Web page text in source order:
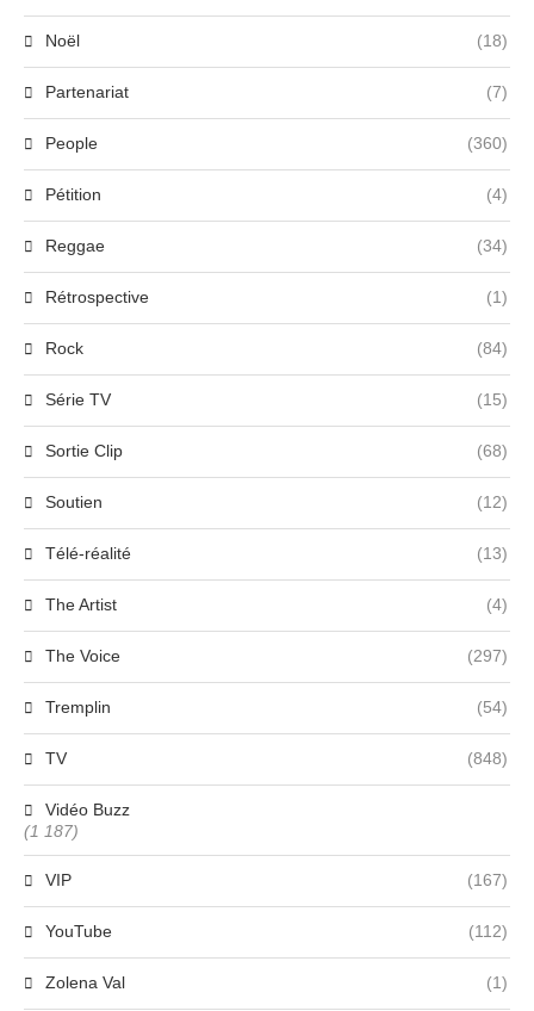
Noël (18)
Partenariat (7)
People (360)
Pétition (4)
Reggae (34)
Rétrospective (1)
Rock (84)
Série TV (15)
Sortie Clip (68)
Soutien (12)
Télé-réalité (13)
The Artist (4)
The Voice (297)
Tremplin (54)
TV (848)
Vidéo Buzz
(1 187)
VIP (167)
YouTube (112)
Zolena Val (1)